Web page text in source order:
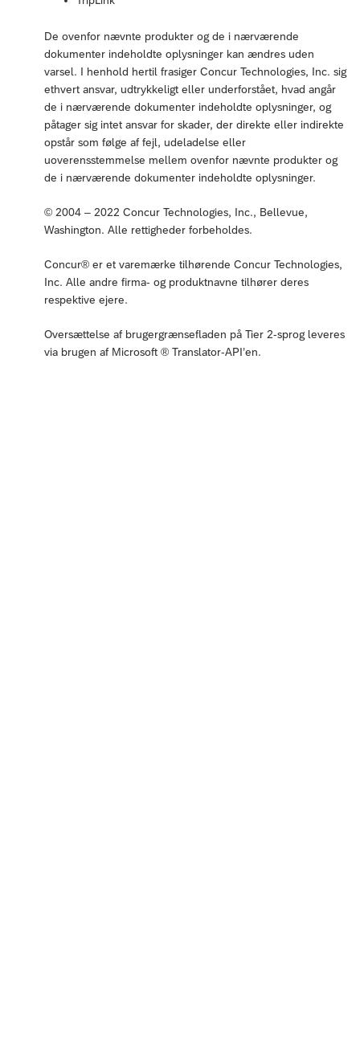
De ovenfor nævnte produkter og de i nærværende
dokumenter indeholdte oplysninger kan ændres uden
varsel. I henhold hertil frasiger Concur Technologies, Inc. sig
ethvert ansvar, udtrykkeligt eller underforstået, hvad angår
de i nærværende dokumenter indeholdte oplysninger, og
påtager sig intet ansvar for skader, der direkte eller indirekte
opstår som følge af fejl, udeladelse eller
uoverensstemmelse mellem ovenfor nævnte produkter og
de i nærværende dokumenter indeholdte oplysninger.
© 2004 – 2022 Concur Technologies, Inc., Bellevue,
Washington. Alle rettigheder forbeholdes.
Concur® er et varemærke tilhørende Concur Technologies,
Inc. Alle andre firma- og produktnavne tilhører deres
respektive ejere.
Oversættelse af brugergrænsefladen på Tier 2-sprog leveres
via brugen af Microsoft ® Translator-API’en.